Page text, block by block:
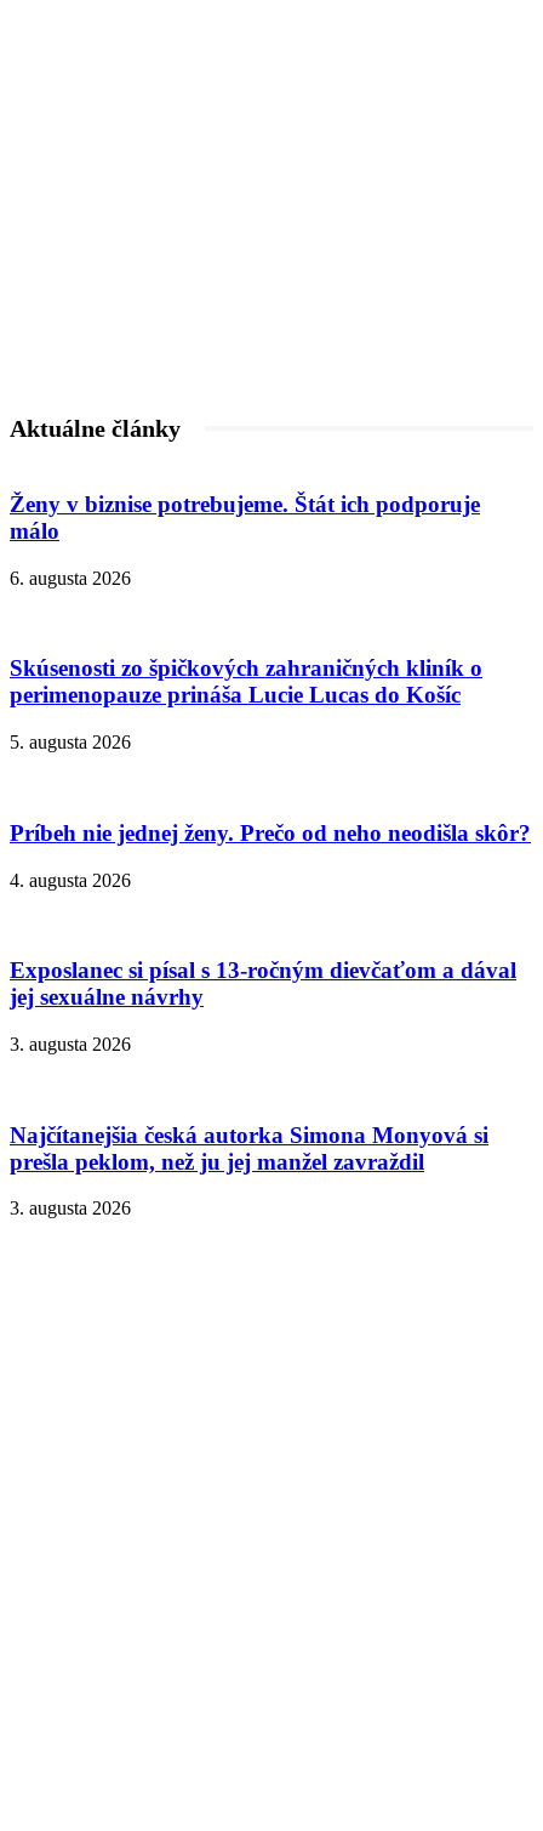
Aktuálne články
Ženy v biznise potrebujeme. Štát ich podporuje
málo
6. augusta 2026
Skúsenosti zo špičkových zahraničných kliník o
perimenopauze prináša Lucie Lucas do Košíc
5. augusta 2026
Príbeh nie jednej ženy. Prečo od neho neodišla skôr?
4. augusta 2026
Exposlanec si písal s 13-ročným dievčaťom a dával
jej sexuálne návrhy
3. augusta 2026
Najčítanejšia česká autorka Simona Monyová si
prešla peklom, než ju jej manžel zavraždil
3. augusta 2026